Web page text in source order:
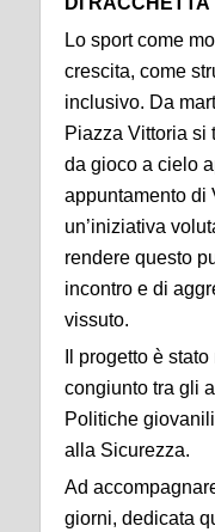
Lo sport come
crescita, come
inclusivo. Da
Piazza Vittoria si
da gioco a cielo
appuntamento di
un’iniziativa
rendere questo
incontro e di
vissuto.
Il progetto è
congiunto tra gli
Politiche
alla Sicurezza.
Ad
giorni, dedicata